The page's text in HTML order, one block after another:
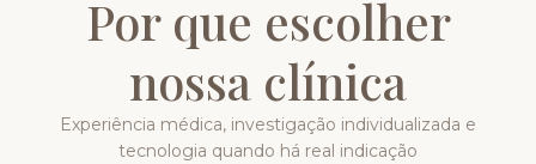
Por que escolher
nossa clínica
Experiência médica, investigação individualizada e
tecnologia quando há real indicação